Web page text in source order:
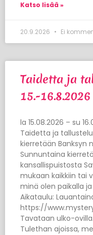
Katso lisää »
20.9.2026 Ei
Taidetta ja
15.-16.8.2026
la 15.08.2026 – su
Taidetta ja
kierretään Banksyn
Sunnuntaina
kansallispuistosta
mukaan kaikkiin tai
minä olen paikalla
Aikataulu:
https://
Tavataan ulko-
Tulethan ajoissa,